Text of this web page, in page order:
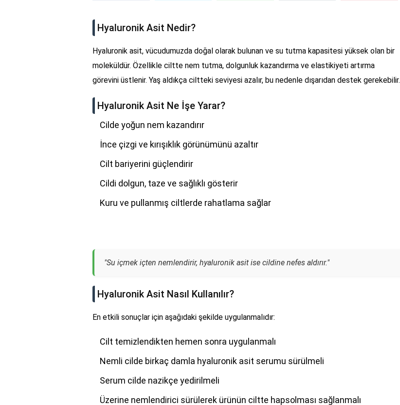
Hyaluronik Asit Nedir?
Hyaluronik asit, vücudumuzda doğal olarak bulunan ve su tutma kapasitesi yüksek olan bir
moleküldür. Özellikle ciltte nem tutma, dolgunluk kazandırma ve elastikiyeti artırma
görevini üstlenir. Yaş aldıkça ciltteki seviyesi azalır, bu nedenle dışarıdan destek gerekebilir.
Hyaluronik Asit Ne İşe Yarar?
Cilde yoğun nem kazandırır
İnce çizgi ve kırışıklık görünümünü azaltır
Cilt bariyerini güçlendirir
Cildi dolgun, taze ve sağlıklı gösterir
Kuru ve pullanmış ciltlerde rahatlama sağlar
"Su içmek içten nemlendirir, hyaluronik asit ise cildine nefes aldırır."
Hyaluronik Asit Nasıl Kullanılır?
En etkili sonuçlar için aşağıdaki şekilde uygulanmalıdır:
Cilt temizlendikten hemen sonra uygulanmalı
Nemli cilde birkaç damla hyaluronik asit serumu sürülmeli
Serum cilde nazikçe yedirilmeli
Üzerine nemlendirici sürülerek ürünün ciltte hapsolması sağlanmalı